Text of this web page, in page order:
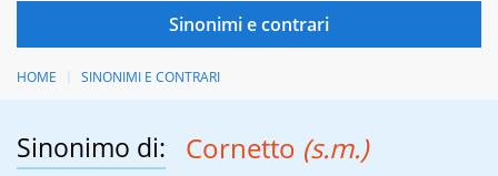
HOME SINONIMI E CONTRARI
Sinonimo di: Cornetto (s.m.)